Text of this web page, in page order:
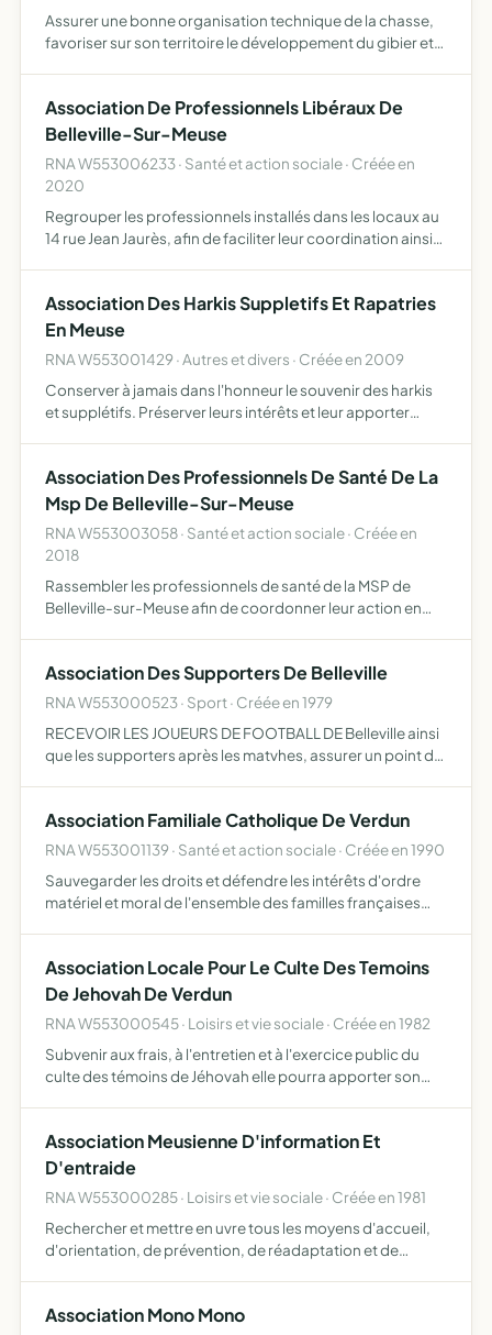
Assurer une bonne organisation technique de la chasse,
favoriser sur son territoire le développement du gibier et
cynégétiqu…
Association De Professionnels Libéraux De
Belleville-Sur-Meuse
RNA W553006233 · Santé et action sociale · Créée en
2020
Regrouper les professionnels installés dans les locaux au
14 rue Jean Jaurès, afin de faciliter leur coordination ainsi
Association Des Harkis Suppletifs Et Rapatries
En Meuse
RNA W553001429 · Autres et divers · Créée en 2009
Conserver à jamais dans l'honneur le souvenir des harkis
et supplétifs. Préserver leurs intérêts et leur apporter
Association Des Professionnels De Santé De La
Msp De Belleville-Sur-Meuse
RNA W553003058 · Santé et action sociale · Créée en
2018
Rassembler les professionnels de santé de la MSP de
Belleville-sur-Meuse afin de coordonner leur action en
Association Des Supporters De Belleville
RNA W553000523 · Sport · Créée en 1979
RECEVOIR LES JOUEURS DE FOOTBALL DE Belleville ainsi
que les supporters après les matvhes, assurer un point de
Association Familiale Catholique De Verdun
RNA W553001139 · Santé et action sociale · Créée en 1990
Sauvegarder les droits et défendre les intérêts d'ordre
matériel et moral de l'ensemble des familles françaises
Association Locale Pour Le Culte Des Temoins
De Jehovah De Verdun
RNA W553000545 · Loisirs et vie sociale · Créée en 1982
Subvenir aux frais, à l'entretien et à l'exercice public du
culte des témoins de Jéhovah elle pourra apporter son
Association Meusienne D'information Et
D'entraide
RNA W553000285 · Loisirs et vie sociale · Créée en 1981
Rechercher et mettre en uvre tous les moyens d'accueil,
d'orientation, de prévention, de réadaptation et de
Association Mono Mono